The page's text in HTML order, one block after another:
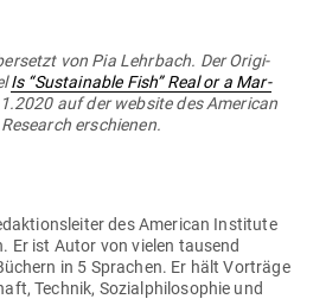
von Pia Lehrbach. Der Ori­gi­
Is “Sus­tainable Fish” Real or a Mar­
auf der website des Ame­rican
erschienen.
des Ame­rican Institute
Er ist Autor von vielen tausend
in 5 Sprachen. Er hält Vor­träge
Technik, Sozi­al­phi­lo­sophie und